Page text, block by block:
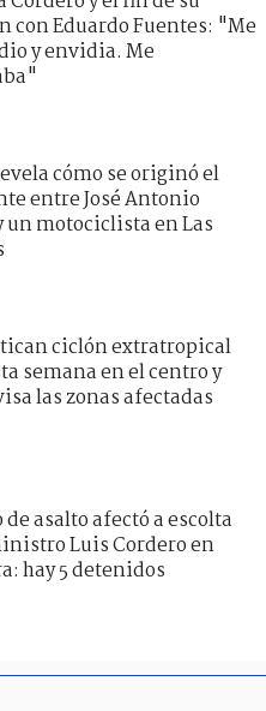
con Eduardo Fuentes: "Me
y envidia. Me
cómo se originó el
entre José Antonio
un motociclista en Las
ciclón extratropical
semana en el centro y
las zonas afectadas
asalto afectó a escolta
Luis Cordero en
hay 5 detenidos